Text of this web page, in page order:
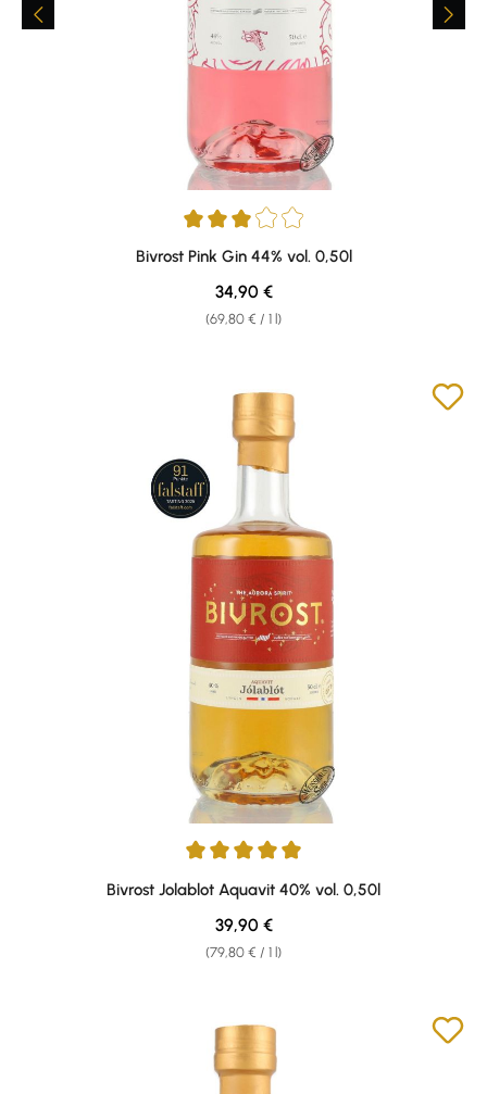
Average rating of 3 out of 5 stars
Bivrost Pink Gin 44% vol. 0,50l
(69,80 € / 1 l)
Regular price:
34,90 €
Average rating of 5 out of 5 stars
Bivrost Jolablot Aquavit 40% vol. 0,50l
(79,80 € / 1 l)
Regular price:
39,90 €